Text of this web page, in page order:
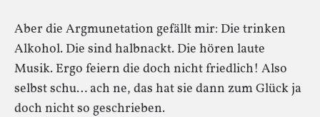
Aber die Argmunetation gefällt mir: Die trinken
Alkohol. Die sind halbnackt. Die hören laute
Musik. Ergo feiern die doch nicht friedlich! Also
selbst schu… ach ne, das hat sie dann zum Glück ja
doch nicht so geschrieben.